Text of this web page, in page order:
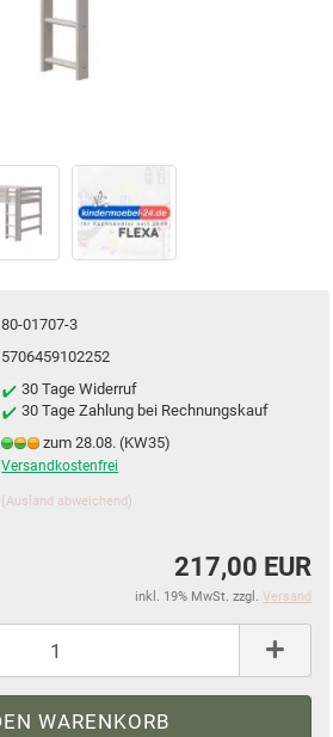
80-01707-3
5706459102252
30 Tage Widerruf
30 Tage Zahlung bei Rechnungskauf
zum 28.08. (KW35)
Versandkostenfrei
(Ausland abweichend)
217,00 EUR
inkl. 19% MwSt. zzgl. Versand